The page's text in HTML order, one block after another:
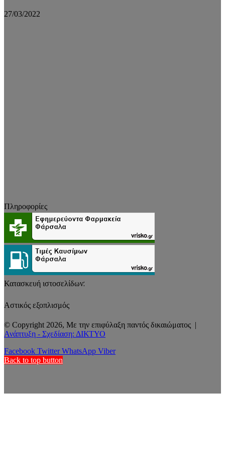
27/03/2022
Πληροφορίες
Κατασκευή ιστοσελίδων:
Αστικός εξοπλισμός
© Copyright 2026, Με την επιφύλαξη παντός δικαιώματος |
Ανάπτυξη - Σχεδίαση: ΔΙΚΤΥΟ
Facebook Twitter WhatsApp Viber
Back to top button